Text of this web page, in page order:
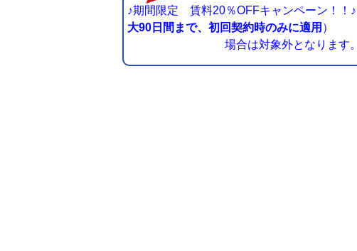
♪期間限定 賃料20％OFFキャン
大90日間まで、初回契約時のみに適用
場合は対象外となります。